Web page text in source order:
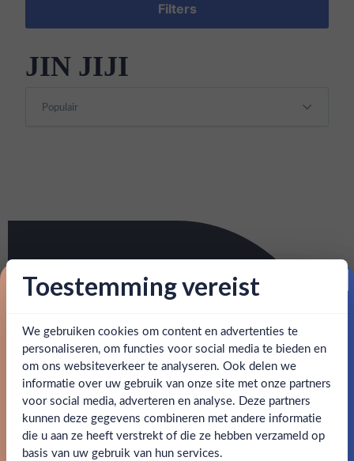
Ben jij 18 jaar of ouder?
Ja Nee
Filters
JIN JIJI
Toestemming vereist
We gebruiken cookies om content en advertenties te
personaliseren, om functies voor social media te bieden en
om ons websiteverkeer te analyseren. Ook delen we
informatie over uw gebruik van onze site met onze partners
voor social media, adverteren en analyse. Deze partners
kunnen deze gegevens combineren met andere informatie
die u aan ze heeft verstrekt of die ze hebben verzameld op
basis van uw gebruik van hun services.
Proost op je eerste korting!
Schrijf je in en ontvang direct 5% korting op je eerste
bestelling.
Email
Claim mijn korting